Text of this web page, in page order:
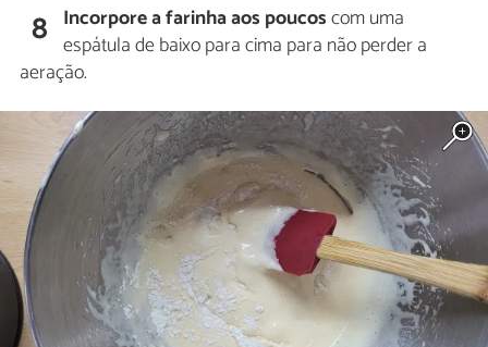
8 Incorpore a farinha aos poucoscom uma
espátula de baixo para cima para não perder a
aeração.